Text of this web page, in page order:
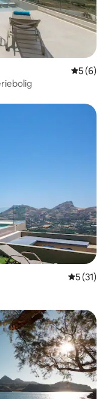
5 ud af 5
5 (6)
5 ud af 5
5 (31)